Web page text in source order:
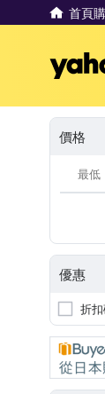
首頁
價格
優惠
折